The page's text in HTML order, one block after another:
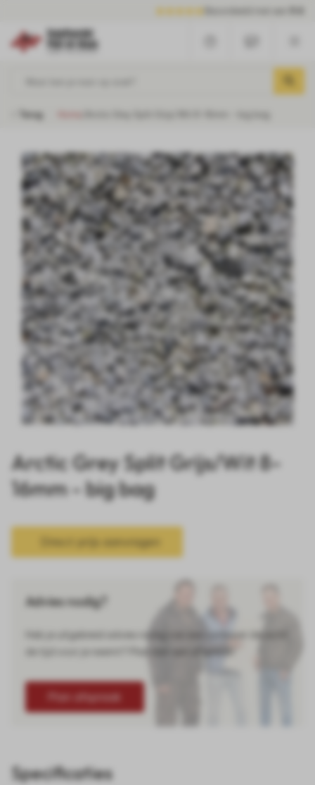
Terug
Arctic Grey Split Grijs/Wit 8-
16mm - big bag
Direct prijs aanvragen
Advies nodig?
Heb je uitgebreid advies nodig van een verkoper die echt
Plan afspraak
Specificaties